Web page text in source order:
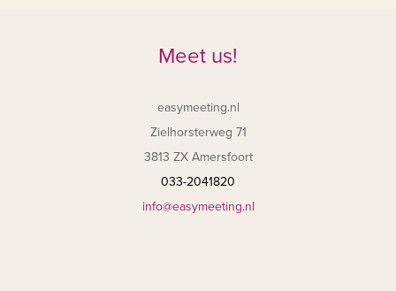
Meet us!
easymeeting.nl
Zielhorsterweg 71
3813 ZX Amersfoort
033-2041820
info@easymeeting.nl